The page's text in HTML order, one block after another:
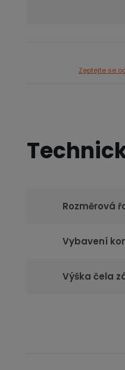
Zeptejte se
Rozměrová
Vybavení
Výška čela